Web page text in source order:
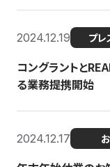
2024.12.19 プレ
コングラントと
る業務提携開始
2024.12.17